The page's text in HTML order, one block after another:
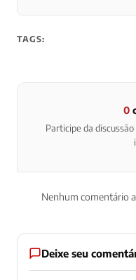
TAGS:
0
Participe da
Nenhum comentário
Deixe seu